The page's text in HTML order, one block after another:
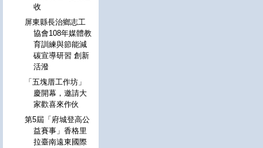
收
屏東縣長治鄉志工
協會108年媒體教
育訓練與節能減
碳宣導研習 創新
活潑
「五塊厝工作坊」
慶開幕，邀請大
家歡喜來作伙
第5屆「府城登高公
益賽事」香格里
拉臺南遠東國際